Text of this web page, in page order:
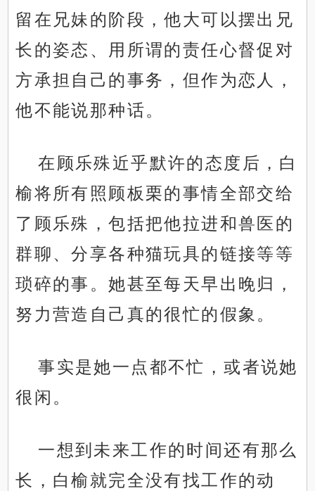
留在兄妹的阶段，他大可以摆出兄
长的姿态、用所谓的责任心督促对
方承担自己的事务，但作为恋人，
他不能说那种话。
在顾乐殊近乎默许的态度后，白
榆将所有照顾板栗的事情全部交给
了顾乐殊，包括把他拉进和兽医的
群聊、分享各种猫玩具的链接等等
琐碎的事。她甚至每天早出晚归，
努力营造自己真的很忙的假象。
事实是她一点都不忙，或者说她
很闲。
一想到未来工作的时间还有那么
长，白榆就完全没有找工作的动